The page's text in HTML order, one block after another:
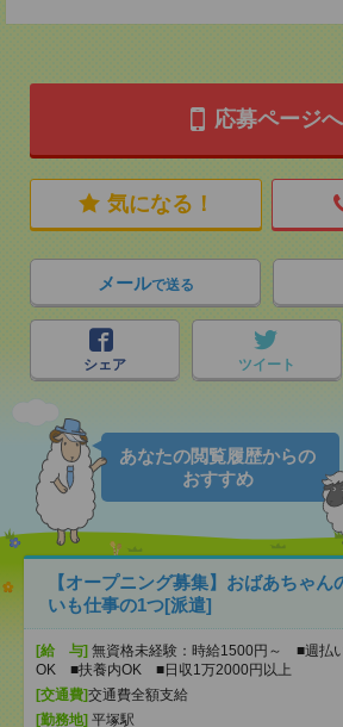
応募ページへ
気になる！
メールで送る
シェア ツイート
あなたの閲覧履歴からの
おすすめ
【オープニング募集】おばあちゃん
いも仕事の1つ[派遣]
[給 与] 無資格未経験：時給1500円～ ■週払
OK ■扶養内OK ■日収1万2000円以上
[交通費]交通費全額支給
[勤務地] 平塚駅